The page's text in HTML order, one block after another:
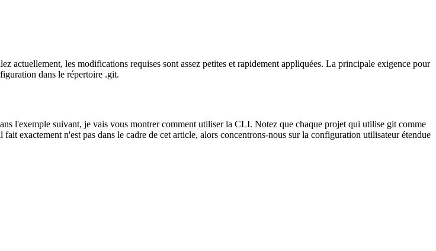
dans le répertoire .git.
l'exemple suivant, je vais vous montrer comment utiliser la CLI. Notez que chaque projet qui utilise git comme